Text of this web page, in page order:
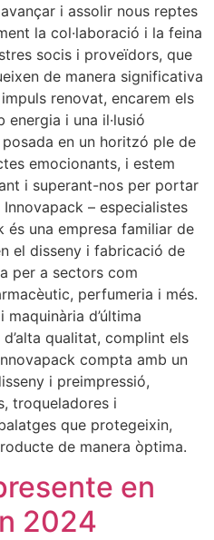
i assolir nous reptes
la col·laboració i la feina
socis i proveïdors, que
de manera significativa
renovat, encarem els
energia i una il·lusió
en un horitzó ple de
emocionants, i estem
i superant-nos per portar
– especialistes
és una empresa familiar de
el disseny i fabricació de
per a sectors com
perfumeria i més.
d’última
qualitat, complint els
compta amb un
i preimpressió,
troqueladores i
que protegeixin,
de manera òptima.
en
2024